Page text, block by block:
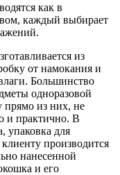
как в
каждый выбирает
из
от намокания и
Большинство
одноразовой
прямо из них, не
и практично. В
упаковка для
производится
нанесенной
и его